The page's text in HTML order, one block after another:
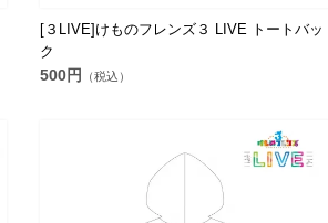
[３LIVE]けものフレンズ３ LIVE トートバッ
ク
500円 （税込）